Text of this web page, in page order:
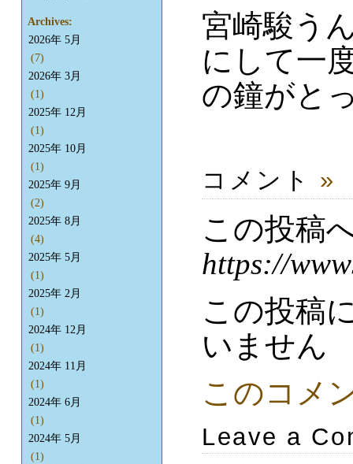
宮崎駿う
にして一
の鐘がと
コメント »
この投稿
https://
この投稿
いません
このコメ
Leave a
Archives:
2026年 5月
(7)
2026年 3月
(1)
2025年 12月
(1)
2025年 10月
(1)
2025年 9月
(2)
2025年 8月
(4)
2025年 5月
(1)
2025年 2月
(1)
2024年 12月
(1)
2024年 11月
(1)
2024年 6月
(1)
2024年 5月
(1)